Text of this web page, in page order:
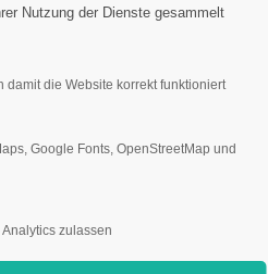
Nutzung der Dienste gesammelt
damit die Website korrekt funktioniert
Google Fonts, OpenStreetMap und
zulassen